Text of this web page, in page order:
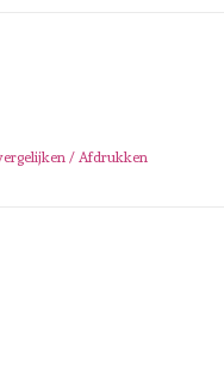
/ Afdrukken